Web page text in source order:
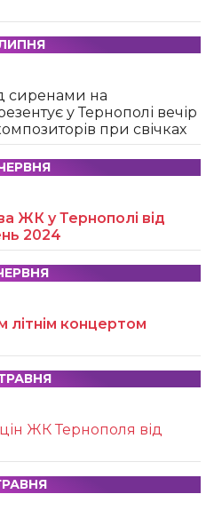
сиренами на
у Тернополі вечір
при свічках
ЖК у Тернополі від
2024
літнім концертом
ЖК Тернополя від